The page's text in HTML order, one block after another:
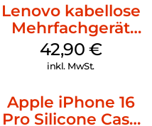
Lenovo kabellose
Mehrfachgerät
Luna Grey
42,90 €
inkl. MwSt.
Apple iPhone 16
Pro Silicone Case